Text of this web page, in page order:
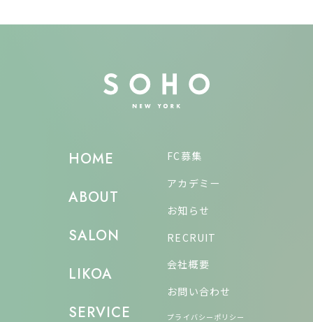
HOME
ABOUT
SALON
LIKOA
SERVICE
FC募集
アカデミー
お知らせ
RECRUIT
会社概要
お問い合わせ
プライバシーポリシー